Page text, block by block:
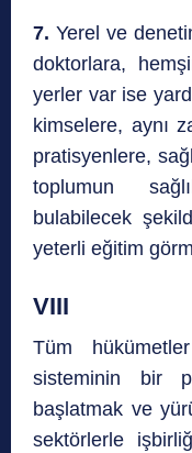
7. Yerel ve
doktorlara,
yerler var ise
kimselere, aynı
pratisyenlere,
toplumun
bulabilecek
yeterli eğitim
VIII
Tüm
sisteminin bir
başlatmak ve
sektörlerle